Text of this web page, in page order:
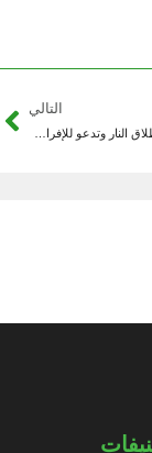
التالي
استجابة لقرار رئاسة الجمهورية.. عشائر الجنوب تعلن وقفًا شاملًا لإطلاق النار وتدعو للإفراج عن المحتجزين